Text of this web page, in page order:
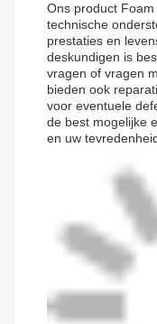
Ons product
technische
prestaties en
deskundigen is
vragen of vragen
bieden ook
voor eventuele
de best mogelijke
en uw